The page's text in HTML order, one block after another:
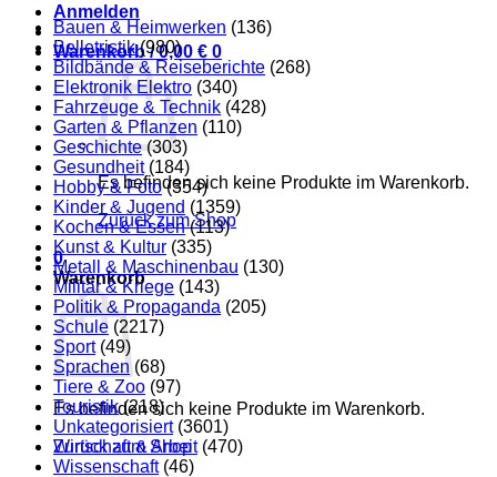
Anmelden
Warenkorb /0,00 € 0
Es befinden sich keine Produkte im Warenkorb.
Zurück zum Shop
0
Warenkorb
Es befinden sich keine Produkte im Warenkorb.
Zurück zum Shop
Bauen & Heimwerken (136)
Belletristik (980)
Bildbände & Reiseberichte (268)
Elektronik Elektro (340)
Fahrzeuge & Technik (428)
Garten & Pflanzen (110)
Geschichte (303)
Gesundheit (184)
Hobby & Foto (354)
Kinder & Jugend (1359)
Kochen & Essen (113)
Kunst & Kultur (335)
Metall & Maschinenbau (130)
Militär & Kriege (143)
Politik & Propaganda (205)
Schule (2217)
Sport (49)
Sprachen (68)
Tiere & Zoo (97)
Touristik (218)
Unkategorisiert (3601)
Wirtschaft & Arbeit (470)
Wissenschaft (46)